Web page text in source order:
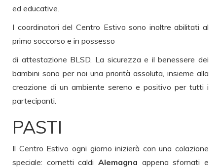
ed educative.
I coordinatori del Centro Estivo sono inoltre abilitati al
primo soccorso e in possesso
di attestazione BLSD. La sicurezza e il benessere dei
bambini sono per noi una priorità assoluta, insieme alla
creazione di un ambiente sereno e positivo per tutti i
partecipanti.
PASTI
Il Centro Estivo ogni giorno inizierà con una colazione
speciale: cornetti caldi Alemagna appena sfornati e